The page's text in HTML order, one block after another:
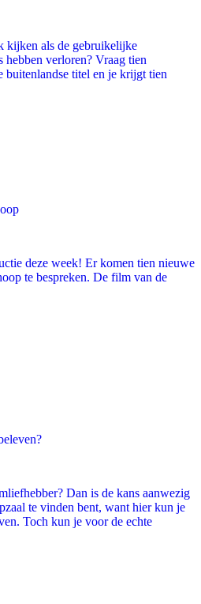
kijken als de gebruikelijke
verloren? Vraag tien
buitenlandse titel en je krijgt tien
deze week! Er komen tien nieuwe
te bespreken. De film van de
Dan is de kans aanwezig
te vinden bent, want hier kun je
Toch kun je voor de echte